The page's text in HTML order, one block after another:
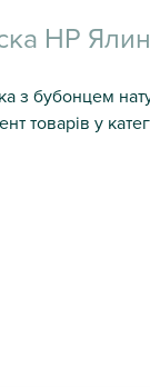
НР
з бубонцем
товарів у